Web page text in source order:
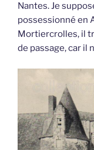
Nantes. Je
possessionné en
Mortiercrolles, il
de passage, car il